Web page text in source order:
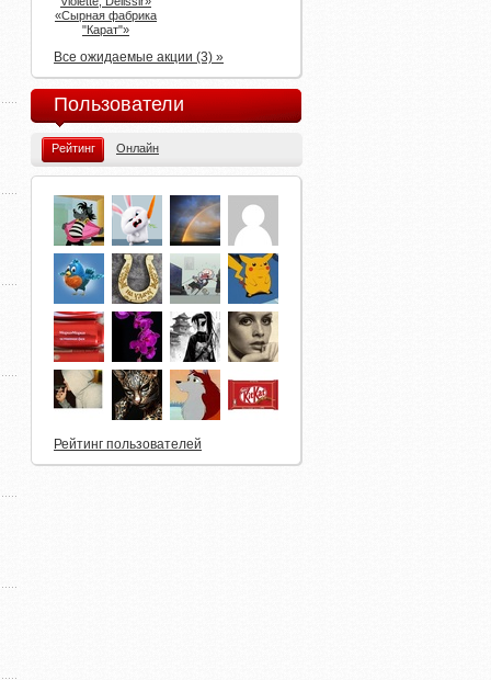
«Сырная фабрика
"Карат"»
Все ожидаемые акции (3) »
Пользователи
Рейтинг Онлайн
Рейтинг пользователей